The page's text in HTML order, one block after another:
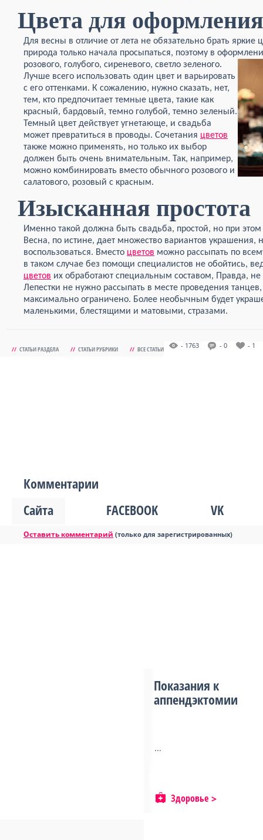
Цвета для оформления
Для весны в отличие от лета не обязательно брать
природа только начала просыпаться, поэтому в
розового, голубого, сиреневого, светло зеленого.
Лучше всего использовать один цвет и варьировать
с его оттенками. К сожалению, нужно сказать, нет,
тем, кто предпочитает темные цвета, такие как
красный, бардовый, темно голубой, темно зеленый.
Темный цвет действует угнетающе, и свадьба
может превратиться в проводы. Сочетания цветов
также можно применять, но только их выбор
должен быть очень внимательным. Так, например,
можно комбинировать вместо обычного розового и
салатового, розовый с красным.
Изысканная простота
Именно такой должна быть свадьба, простой, но при
Весна, по истине, дает множество вариантов украшения,
воспользоваться. Вместо цветов можно рассыпать по
в таком случае без помощи специалистов не обойтись,
цветов их обработают специальным составом, Правда, не
Лепестки не нужно рассыпать в месте проведения
максимально ограничено. Более необычным будет
маленькими, блестящими и матовыми, стразами.
// СТАТЬИ РАЗДЕЛА // СТАТЬИ РУБРИКИ // ВСЕ СТАТЬИ - 1763 - 0 - 1
Комментарии
Сайта
FACEBOOK VK
Оставить комментарий (только для зарегистрированных)
Показания к
аппендэктомии
...
Здоровье